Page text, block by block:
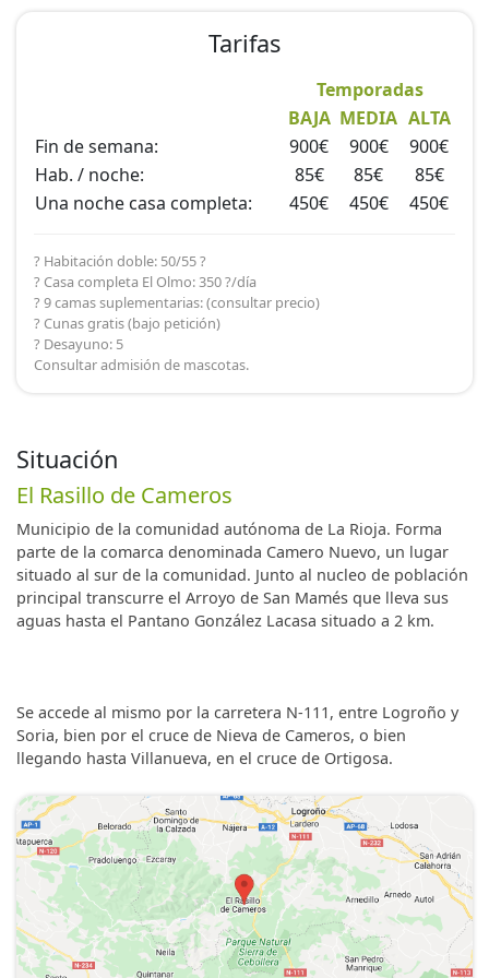
Situación
El Rasillo de Cameros
Municipio de la comunidad autónoma de La Rioja. Forma
parte de la comarca denominada Camero Nuevo, un lugar
situado al sur de la comunidad. Junto al nucleo de población
principal transcurre el Arroyo de San Mamés que lleva sus
aguas hasta el Pantano González Lacasa situado a 2 km.
Se accede al mismo por la carretera N-111, entre Logroño y
Soria, bien por el cruce de Nieva de Cameros, o bien
llegando hasta Villanueva, en el cruce de Ortigosa.
Tarifas
Temporadas
BAJA MEDIA ALTA
Fin de semana:
900€ 900€
900€
Hab. / noche:
85€ 85€
85€
Una noche casa completa:
450€ 450€ 450€
? Habitación doble: 50/55 ?
? Casa completa El Olmo: 350 ?/día
? 9 camas suplementarias: (consultar precio)
? Cunas gratis (bajo petición)
? Desayuno: 5
Consultar admisión de mascotas.